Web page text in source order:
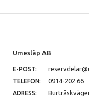
Umesläp AB
E-POST:
TELEFON: 0914-202 66
ADRESS: